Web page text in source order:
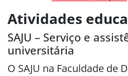
Atividades
SAJU – Serviço e
universitária
O SAJU na Faculdade de